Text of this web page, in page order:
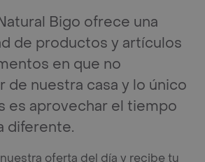
Bigo ofrece una
de productos y artículos
en que no
de nuestra casa y lo único
es aprovechar el tiempo
diferente.
oferta del día y recibe tu